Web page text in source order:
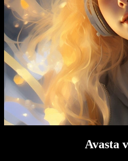
Avasta